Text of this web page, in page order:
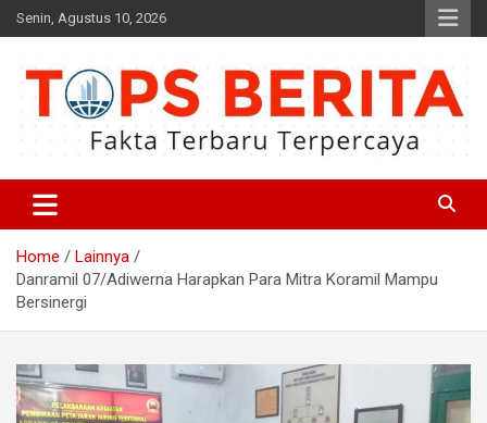
Skip
to
Senin, Agustus 10, 2026
Tops Berita
Home
Lainnya
Danramil 07/Adiwerna Harapkan Para Mitra Koramil Mampu
Bersinergi